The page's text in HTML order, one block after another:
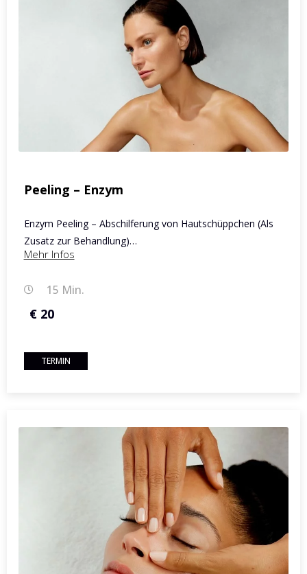
Peeling – Enzym
Enzym Peeling – Abschilferung von Hautschüppchen (Als
Zusatz zur Behandlung)…
Mehr Infos
15 Min.
€ 20
TERMIN